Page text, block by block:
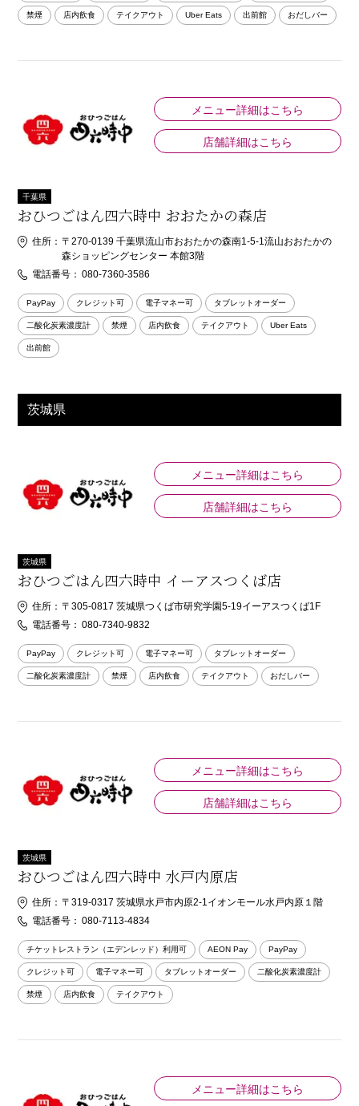
禁煙 店内飲食 テイクアウト Uber Eats 出前館 おだしバー
メニュー詳細はこちら
店舗詳細はこちら
千葉県
おひつごはん四六時中 おおたかの森店
住所： 〒270-0139 千葉県流山市おおたかの森南1-5-1流山おおたかの
森ショッピングセンター 本館3階
電話番号： 080-7360-3586
PayPay クレジット可 電子マネー可 タブレットオーダー
二酸化炭素濃度計 禁煙 店内飲食 テイクアウト Uber Eats
出前館
茨城県
メニュー詳細はこちら
店舗詳細はこちら
茨城県
おひつごはん四六時中 イーアスつくば店
住所： 〒305-0817 茨城県つくば市研究学園5-19イーアスつくば1F
電話番号： 080-7340-9832
PayPay クレジット可 電子マネー可 タブレットオーダー
二酸化炭素濃度計 禁煙 店内飲食 テイクアウト おだしバー
メニュー詳細はこちら
店舗詳細はこちら
茨城県
おひつごはん四六時中 水戸内原店
住所： 〒319-0317 茨城県水戸市内原2-1イオンモール水戸内原１階
電話番号： 080-7113-4834
チケットレストラン（エデンレッド）利用可 AEON Pay PayPay
クレジット可 電子マネー可 タブレットオーダー 二酸化炭素濃度計
禁煙 店内飲食 テイクアウト
メニュー詳細はこちら